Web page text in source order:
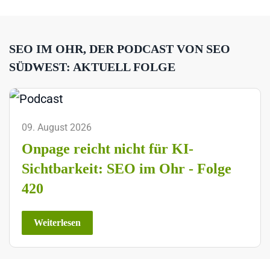
SEO IM OHR, DER PODCAST VON SEO
SÜDWEST: AKTUELL FOLGE
09. August 2026
Onpage reicht nicht für KI-
Sichtbarkeit: SEO im Ohr - Folge
420
Weiterlesen